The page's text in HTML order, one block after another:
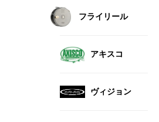
フライリール
アキスコ
ヴィジョン